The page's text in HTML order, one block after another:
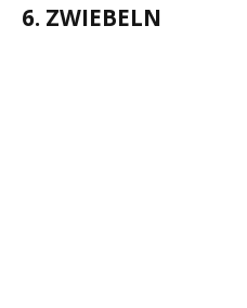
6. ZWIEBELN